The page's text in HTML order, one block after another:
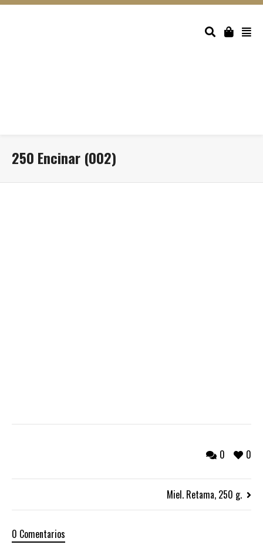
250 Encinar (002)
0
0
Miel. Retama, 250 g.
0 Comentarios